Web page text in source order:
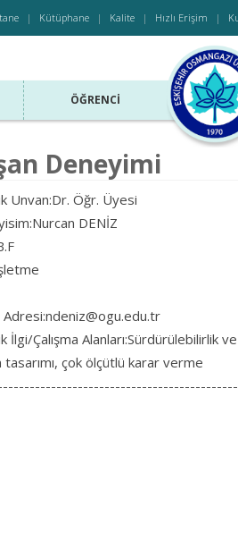
Kütüphane Kalite Hızlı Erişim
ÖĞRENCI
Deneyimi
Unvan:Dr. Öğr. Üyesi
DENİZ
İlgi/Çalışma
çok ölçütlü karar verme